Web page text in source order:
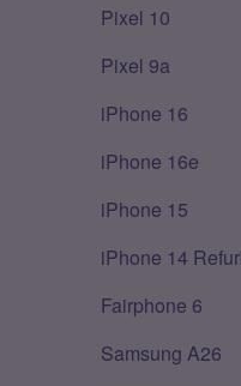
Pixel 10
Pixel 9a
iPhone 16
iPhone 16e
iPhone 15
iPhone 14
Fairphone 6
Samsung A26